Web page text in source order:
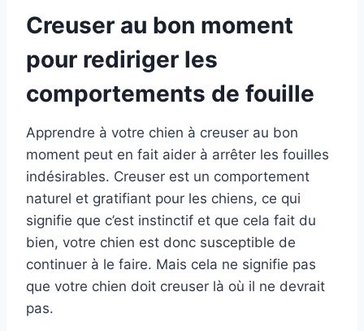
Creuser au bon moment
pour rediriger les
comportements de fouille
Apprendre à votre chien à creuser au bon
moment peut en fait aider à arrêter les fouilles
indésirables. Creuser est un comportement
naturel et gratifiant pour les chiens, ce qui
signifie que c’est instinctif et que cela fait du
bien, votre chien est donc susceptible de
continuer à le faire. Mais cela ne signifie pas
que votre chien doit creuser là où il ne devrait
pas.